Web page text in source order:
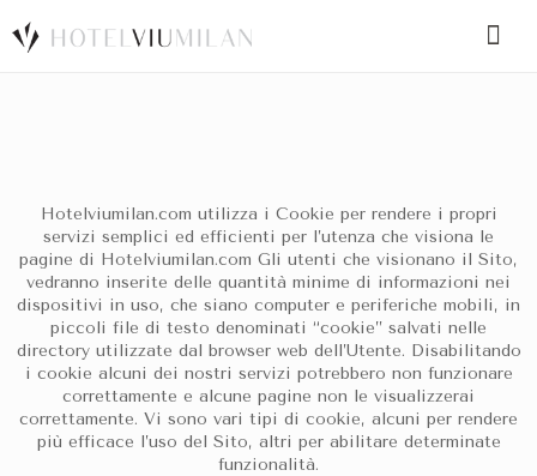
BOOK A ROOM BOOK FOR TODAY
SPECIAL CODE
Hotelviumilan.com utilizza i Cookie per rendere i propri
servizi semplici ed efficienti per l’utenza che visiona le
pagine di Hotelviumilan.com Gli utenti che visionano il Sito,
vedranno inserite delle quantità minime di informazioni nei
dispositivi in uso, che siano computer e periferiche mobili, in
piccoli file di testo denominati “cookie” salvati nelle
directory utilizzate dal browser web dell’Utente. Disabilitando
i cookie alcuni dei nostri servizi potrebbero non funzionare
correttamente e alcune pagine non le visualizzerai
correttamente. Vi sono vari tipi di cookie, alcuni per rendere
più efficace l’uso del Sito, altri per abilitare determinate
funzionalità.